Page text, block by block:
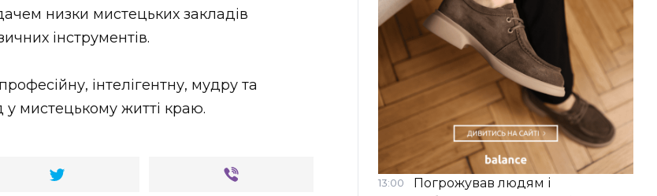
низки мистецьких закладів
інструментів.
інтелігентну, мудру та
мистецькому житті краю.
13:00
Погрожував людям і